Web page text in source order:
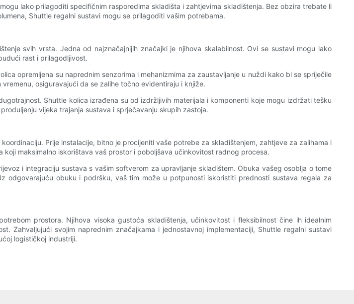
lako prilagoditi specifičnim rasporedima skladišta i zahtjevima skladištenja. Bez obzira trebate li
Shuttle regalni sustavi mogu se prilagoditi vašim potrebama.
svih vrsta. Jedna od najznačajnijih značajki je njihova skalabilnost. Ovi se sustavi mogu lako
rast i prilagodljivost.
opremljena su naprednim senzorima i mehanizmima za zaustavljanje u nuždi kako bi se spriječile
osiguravajući da se zalihe točno evidentiraju i knjiže.
Shuttle kolica izrađena su od izdržljivih materijala i komponenti koje mogu izdržati tešku
vijeka trajanja sustava i sprječavanju skupih zastoja.
Prije instalacije, bitno je procijeniti vaše potrebe za skladištenjem, zahtjeve za zalihama i
maksimalno iskorištava vaš prostor i poboljšava učinkovitost radnog procesa.
i integraciju sustava s vašim softverom za upravljanje skladištem. Obuka vašeg osoblja o tome
odgovarajuću obuku i podršku, vaš tim može u potpunosti iskoristiti prednosti sustava regala za
prostora. Njihova visoka gustoća skladištenja, učinkovitost i fleksibilnost čine ih idealnim
Zahvaljujući svojim naprednim značajkama i jednostavnoj implementaciji, Shuttle regalni sustavi
logističkoj industriji.